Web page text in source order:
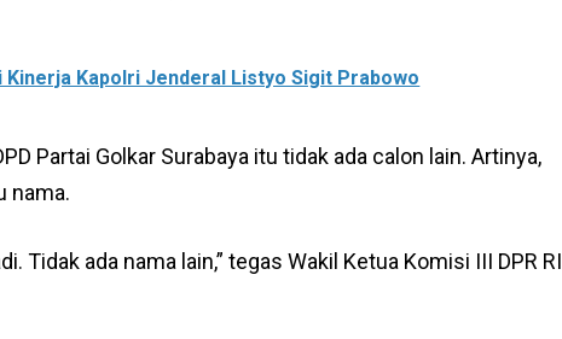
Kinerja Kapolri Jenderal Listyo Sigit Prabowo
Partai Golkar Surabaya itu tidak ada calon lain. Artinya,
nama.
Tidak ada nama lain,” tegas Wakil Ketua Komisi III DPR RI